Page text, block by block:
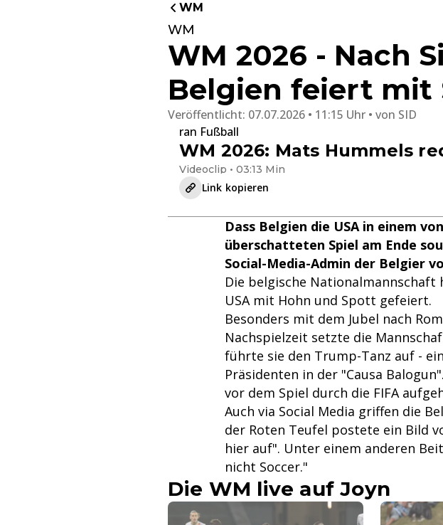
WM
WM
WM 2026 - Nach
Belgien feiert mit
Veröffentlicht: 07.07.2026 • 11:15 Uhr von SID
ran Fußball
WM 2026: Mats Hummels
Videoclip • 03:13 Min
Link kopieren
Dass Belgien die USA in einem
überschatteten Spiel am Ende
Social-Media-Admin der Belgier
Die belgische Nationalmannschaft
USA mit Hohn und Spott gefeiert.
Besonders mit dem Jubel nach
Nachspielzeit setzte die
führte sie den Trump-Tanz auf -
Präsidenten in der "Causa
vor dem Spiel durch die FIFA
Auch via Social Media griffen die
der Roten Teufel postete ein Bild
hier auf". Unter einem anderen
nicht Soccer."
Die WM live auf Joyn